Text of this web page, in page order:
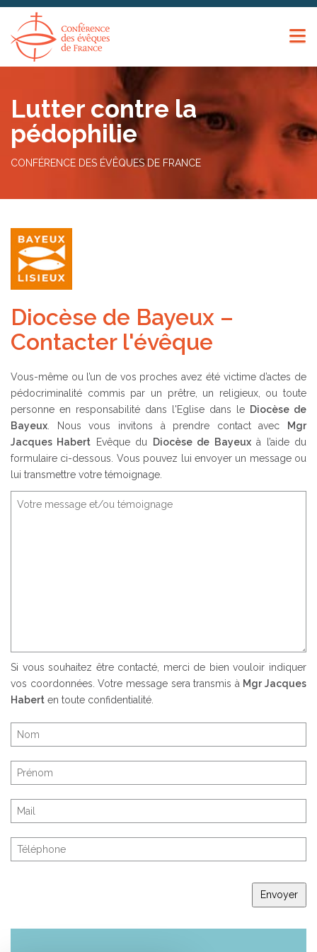
Lutter contre la
pédophilie
CONFÉRENCE DES ÉVÊQUES DE FRANCE
Diocèse de Bayeux –
Contacter l'évêque
Vous-même ou l’un de vos proches avez été victime d’actes de
pédocriminalité commis par un prêtre, un religieux, ou toute
personne en responsabilité dans l'Eglise dans le Diocèse de
Bayeux. Nous vous invitons à prendre contact avec
Mgr
Jacques Habert Evêque du Diocèse de Bayeuxà l’aide du
formulaire ci-dessous. Vous pouvez lui envoyer un message ou
lui transmettre votre témoignage.
Si vous souhaitez être contacté, merci de bien vouloir indiquer
vos coordonnées. Votre message sera transmis à Mgr Jacques
Habert en toute confidentialité.
Envoyer
Panneau de gestion des cookies